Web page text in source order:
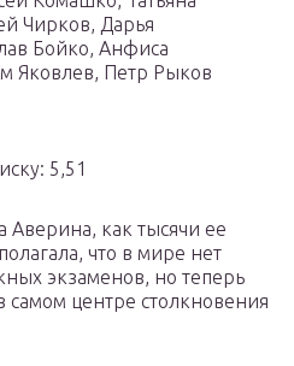
Чирков, Дарья
Бойко, Анфиса
Яковлев, Петр Рыков
5,51
как тысячи ее
что в мире нет
экзаменов, но теперь
самом центре столкновения